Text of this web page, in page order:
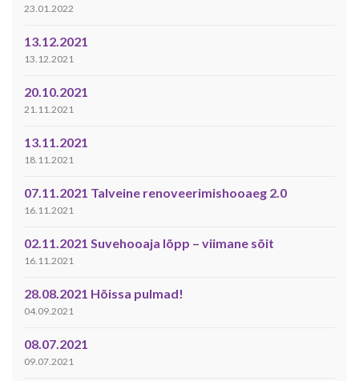
23.01.2022
13.12.2021
13.12.2021
20.10.2021
21.11.2021
13.11.2021
18.11.2021
07.11.2021 Talveine renoveerimishooaeg 2.0
16.11.2021
02.11.2021 Suvehooaja lõpp – viimane sõit
16.11.2021
28.08.2021 Hõissa pulmad!
04.09.2021
08.07.2021
09.07.2021